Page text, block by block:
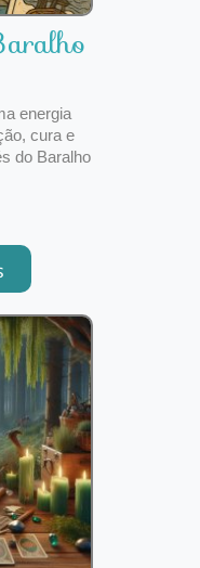
energia
cura e
do Baralho
que
e que
coloca na
2026
principai